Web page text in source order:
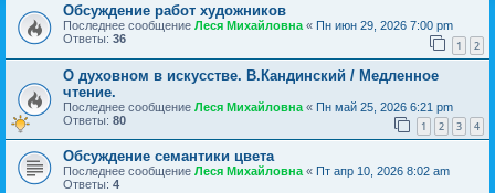
Обсуждение работ художников
Последнее сообщение Леся Михайловна « Пн июн 29, 2026 7:00 pm
Ответы: 36 1 2
О духовном в искусстве. В.Кандинский / Медленное
чтение.
Последнее сообщение Леся Михайловна « Пн май 25, 2026 6:21 pm
Ответы: 80 1 2 3 4
Обсуждение семантики цвета
Последнее сообщение Леся Михайловна « Пт апр 10, 2026 8:02 am
Ответы: 4